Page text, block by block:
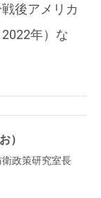
後アメリカ
年）な
）
政策研究室長